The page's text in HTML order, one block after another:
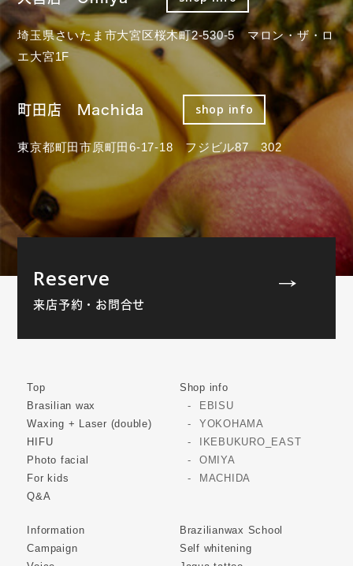
埼玉県さいたま市大宮区桜木町2-530-5 マロン・ザ・ロ
エ大宮1F
町田店 Machida shop info
東京都町田市原町田6-17-18 フジビル87 302
Reserve
来店予約・お問合せ
Top
Brasilian wax
Waxing + Laser (double)
HIFU
Photo facial
For kids
Q&A
Shop info
EBISU
YOKOHAMA
IKEBUKURO_EAST
OMIYA
MACHIDA
Information
Campaign
Brazilianwax School
Self whitening